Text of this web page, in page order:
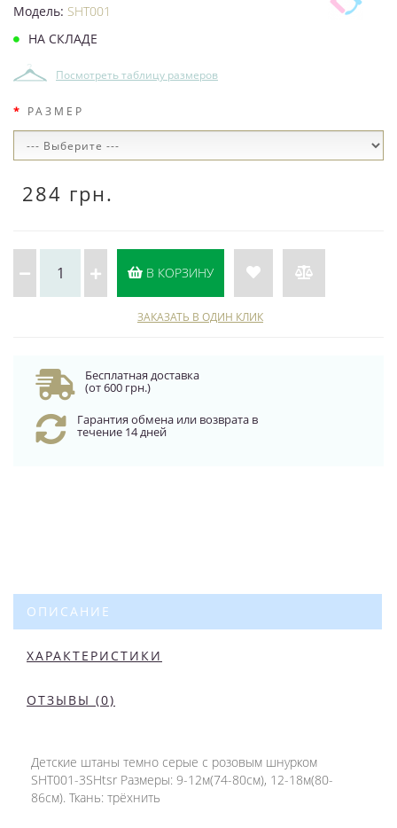
Модель: SHT001
НА СКЛАДЕ
Посмотреть таблицу размеров
РАЗМЕР
284 грн.
В КОРЗИНУ
ЗАКАЗАТЬ В ОДИН КЛИК
Бесплатная доставка
(от 600 грн.)
Гарантия обмена или возврата в
течение 14 дней
ОПИСАНИЕ
ХАРАКТЕРИСТИКИ
ОТЗЫВЫ (0)
Детские штаны темно серые с розовым шнурком
SHT001-3SHtsr Размеры: 9-12м(74-80см), 12-18м(80-
86см). Ткань: трёхнить